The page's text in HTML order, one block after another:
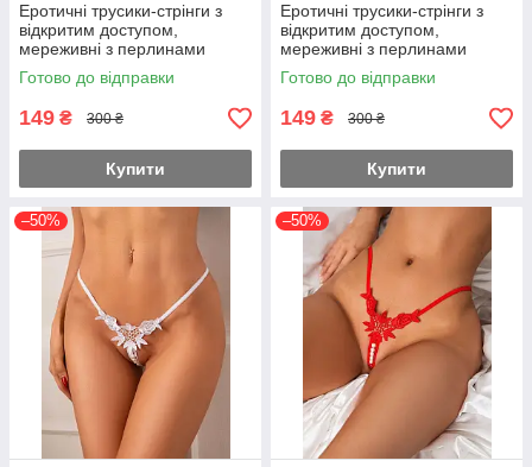
Еротичні трусики-стрінги з
відкритим доступом,
мереживні з перлинами
S/M/L, Білі
Готово до відправки
149 ₴ 300 ₴
Купити
Еротичні трусики-стрінги з
відкритим доступом,
мереживні з перлинами
S/M/L, Червоні
Готово до відправки
149 ₴ 300 ₴
Купити
–50% –50%